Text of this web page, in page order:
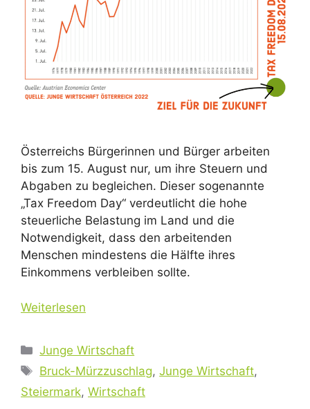
Österreichs Bürgerinnen und Bürger arbeiten
bis zum 15. August nur, um ihre Steuern und
Abgaben zu begleichen. Dieser sogenannte
„Tax Freedom Day“ verdeutlicht die hohe
steuerliche Belastung im Land und die
Notwendigkeit, dass den arbeitenden
Menschen mindestens die Hälfte ihres
Einkommens verbleiben sollte.
Weiterlesen
Kategorien
Junge Wirtschaft
Schlagwörter
Bruck-Mürzzuschlag,Junge Wirtschaft,
Steiermark, Wirtschaft